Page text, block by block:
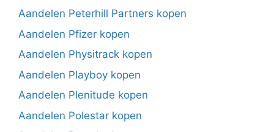
Aandelen Peterhill Partners kopen
Aandelen Pfizer kopen
Aandelen Physitrack kopen
Aandelen Playboy kopen
Aandelen Plenitude kopen
Aandelen Polestar kopen